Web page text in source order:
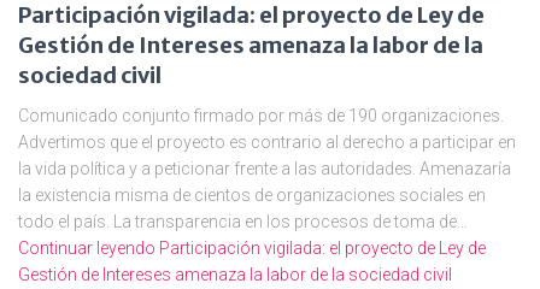
Participación vigilada: el proyecto de Ley de
Gestión de Intereses amenaza la labor de la
sociedad civil
Comunicado conjunto firmado por más de 190 organizaciones.
Advertimos que el proyecto es contrario al derecho a participar en
la vida política y a peticionar frente a las autoridades. Amenazaría
la existencia misma de cientos de organizaciones sociales en
todo el país. La transparencia en los procesos de toma de…
Continuar leyendo Participación vigilada: el proyecto de Ley de
Gestión de Intereses amenaza la labor de la sociedad civil